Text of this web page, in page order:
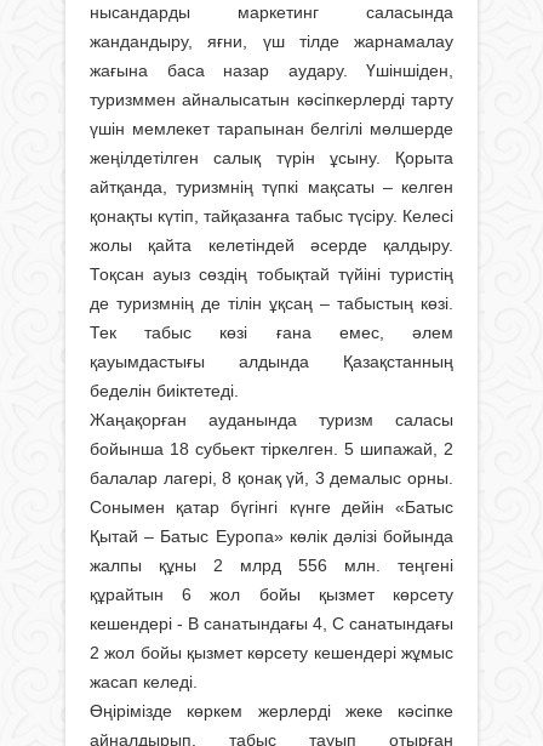
нысандарды маркетинг саласында
жандандыру, яғни, үш тілде жарнамалау
жағына баса назар аудару. Үшіншіден,
туризммен айналысатын кәсіпкерлерді тарту
үшін мемлекет тарапынан белгілі мөлшерде
жеңілдетілген салық түрін ұсыну. Қорыта
айтқанда, туризмнің түпкі мақсаты – келген
қонақты күтіп, тайқазанға табыс түсіру. Келесі
жолы қайта келетіндей әсерде қалдыру.
Тоқсан ауыз сөздің тобықтай түйіні туристің
де туризмнің де тілін ұқсаң – табыстың көзі.
Тек табыс көзі ғана емес, әлем
қауымдастығы алдында Қазақстанның
беделін биіктетеді.
Жаңақорған ауданында туризм саласы
бойынша 18 субьект тіркелген. 5 шипажай, 2
балалар лагері, 8 қонақ үй, 3 демалыс орны.
Сонымен қатар бүгінгі күнге дейін «Батыс
Қытай – Батыс Еуропа» көлік дәлізі бойында
жалпы құны 2 млрд 556 млн. теңгені
құрайтын 6 жол бойы қызмет көрсету
кешендері - В санатындағы 4, С санатындағы
2 жол бойы қызмет көрсету кешендері жұмыс
жасап келеді.
Өңірімізде көркем жерлерді жеке кәсіпке
айналдырып, табыс тауып отырған